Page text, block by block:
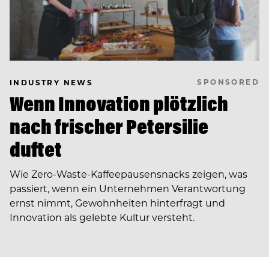
INDUSTRY NEWS SPONSORED
Wenn Innovation plötzlich
nach frischer Petersilie
duftet
Wie Zero-Waste-Kaffeepausensnacks zeigen, was
passiert, wenn ein Unternehmen Verantwortung
ernst nimmt, Gewohnheiten hinterfragt und
Innovation als gelebte Kultur versteht.